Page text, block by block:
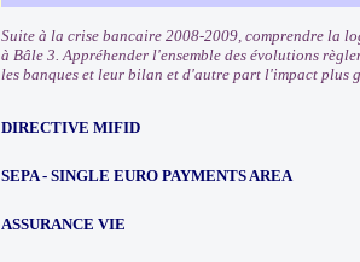
Suite à la crise bancaire 2008-2009, comprendre la
à Bâle 3. Appréhender l'ensemble des évolutions
les banques et leur bilan et d'autre part l'impact plus
DIRECTIVE MIFID
SEPA - SINGLE EURO PAYMENTS AREA
ASSURANCE VIE